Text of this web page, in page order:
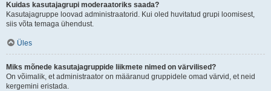
Kuidas kasutajagrupi moderaatoriks saada?
Kasutajagruppe loovad administraatorid. Kui oled huvitatud grupi loomisest,
siis võta temaga ühendust.
Üles
Miks mõnede kasutajagruppide liikmete nimed on värvilised?
On võimalik, et administraator on määranud gruppidele omad värvid, et neid
kergemini eristada.